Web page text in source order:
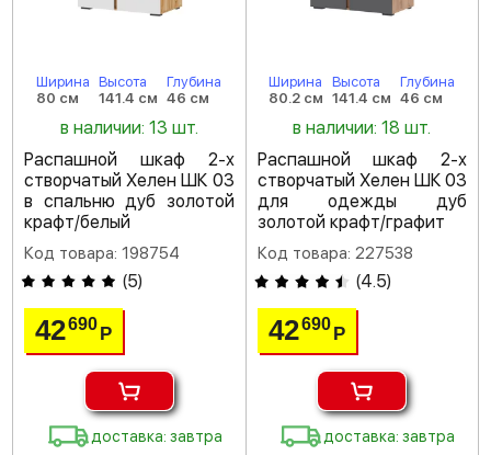
Ширина
80 см
Высота
141.4 см
Глубина
46 см
в наличии: 13 шт.
Распашной шкаф 2-х
створчатый Хелен ШК 03
в спальню дуб золотой
крафт/белый
Код товара: 198754
(5)
42690Р
доставка: завтра
Ширина
80.2 см
Высота
141.4 см
Глубина
46 см
в наличии: 18 шт.
Распашной шкаф 2-х
створчатый Хелен ШК 03
для одежды дуб
золотой крафт/графит
Код товара: 227538
(4.5)
42690 Р
доставка: завтра